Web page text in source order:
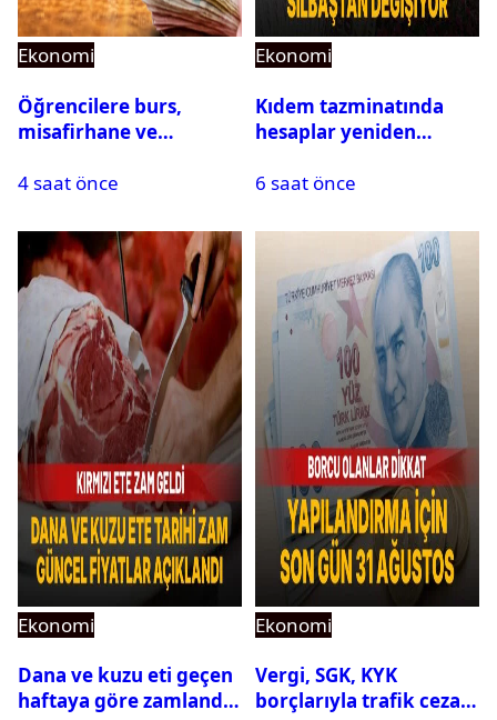
Ekonomi
Öğrencilere burs,
misafirhane ve
Başvurular başladı
4 saat önce
Ekonomi
Kıdem tazminatında
hesaplar yeniden
prim ve yardım
karar
6 saat önce
Ekonomi
Dana ve kuzu eti geçen
haftaya göre zamlandı:
Ekonomi
Vergi, SGK, KYK
borçlarıyla trafik cezası